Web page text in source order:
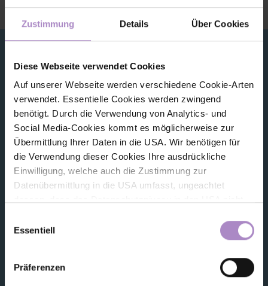
Zustimmung Details Über Cookies
Diese Webseite verwendet Cookies
Auf unserer Webseite werden verschiedene Cookie-Arten
verwendet. Essentielle Cookies werden zwingend
benötigt. Durch die Verwendung von Analytics- und
Social Media-Cookies kommt es möglicherweise zur
Übermittlung Ihrer Daten in die USA. Wir benötigen für
die Verwendung dieser Cookies Ihre ausdrückliche
Einwilligung, welche auch die Zustimmung zur
Datenübermittlung in die USA umfasst, ungeachtet
für die Rechte und Freiheiten der betroffenen Personen
nach sich ziehen kann. Die Einwilligung erteilen Sie
dadurch, dass Sie die ausgewählten Cookies durch
Aktivierung des Buttons akzeptieren. Sie können Ihre
Essentiell
Präferenzen
© FHV 2026
Impressum
Allgemeine Geschäftsbedingungen
Datenschutz
Barrierefreiheitserklärung
Kontakt